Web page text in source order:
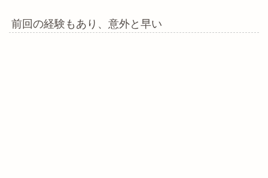
前回の経験もあり、意外と早い